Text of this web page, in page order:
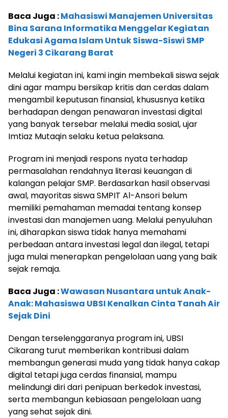
Baca Juga :Mahasiswi Manajemen Universitas
Bina Sarana Informatika Menggelar Kegiatan
Edukasi Agama Islam Untuk Siswa-Siswi SMP
Negeri 3 Cikarang Barat
Melalui kegiatan ini, kami ingin membekali siswa sejak
dini agar mampu bersikap kritis dan cerdas dalam
mengambil keputusan finansial, khususnya ketika
berhadapan dengan penawaran investasi digital
yang banyak tersebar melalui media sosial, ujar
Imtiaz Mutaqin selaku ketua pelaksana.
Program ini menjadi respons nyata terhadap
permasalahan rendahnya literasi keuangan di
kalangan pelajar SMP. Berdasarkan hasil observasi
awal, mayoritas siswa SMPIT Al-Ansori belum
memiliki pemahaman memadai tentang konsep
investasi dan manajemen uang. Melalui penyuluhan
ini, diharapkan siswa tidak hanya memahami
perbedaan antara investasi legal dan ilegal, tetapi
juga mulai menerapkan pengelolaan uang yang baik
sejak remaja.
Baca Juga :Wawasan Nusantara untuk Anak-
Anak: Mahasiswa UBSI Kenalkan Cinta Tanah Air
Sejak Dini
Dengan terselenggaranya program ini, UBSI
Cikarang turut memberikan kontribusi dalam
membangun generasi muda yang tidak hanya cakap
digital tetapi juga cerdas finansial, mampu
melindungi diri dari penipuan berkedok investasi,
serta membangun kebiasaan pengelolaan uang
yang sehat sejak dini.